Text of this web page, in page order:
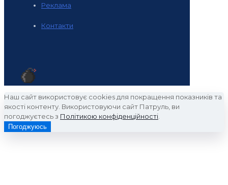
Реклама
Контакти
Наш сайт використовує cookies для покращення показників та
якості контенту. Використовуючи сайт Патруль, ви
погоджуєтесь з Політикою конфіденційності
Погоджуюсь